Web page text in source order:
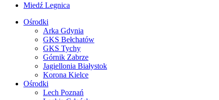
Miedź Legnica
Ośrodki
Arka Gdynia
GKS Bełchatów
GKS Tychy
Górnik Zabrze
Jagiellonia Białystok
Korona Kielce
Ośrodki
Lech Poznań